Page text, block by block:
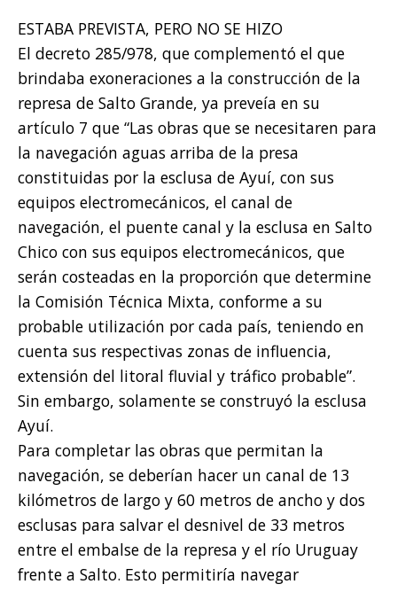
ESTABA PREVISTA, PERO NO SE HIZO
El decreto 285/978, que complementó el que
brindaba exoneraciones a la construcción de la
represa de Salto Grande, ya preveía en su
artículo 7 que “Las obras que se necesitaren para
la navegación aguas arriba de la presa
constituidas por la esclusa de Ayuí, con sus
equipos electromecánicos, el canal de
navegación, el puente canal y la esclusa en Salto
Chico con sus equipos electromecánicos, que
serán costeadas en la proporción que determine
la Comisión Técnica Mixta, conforme a su
probable utilización por cada país, teniendo en
cuenta sus respectivas zonas de influencia,
extensión del litoral fluvial y tráfico probable”.
Sin embargo, solamente se construyó la esclusa
Ayuí.
Para completar las obras que permitan la
navegación, se deberían hacer un canal de 13
kilómetros de largo y 60 metros de ancho y dos
esclusas para salvar el desnivel de 33 metros
entre el embalse de la represa y el río Uruguay
frente a Salto. Esto permitiría navegar